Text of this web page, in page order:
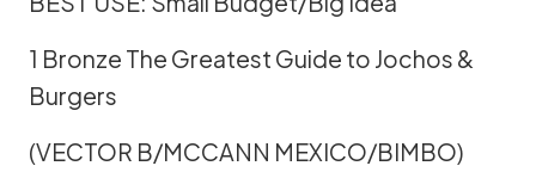
1 Bronze The Greatest Guide to Jochos &
Burgers
(VECTOR B/MCCANN MEXICO/BIMBO)